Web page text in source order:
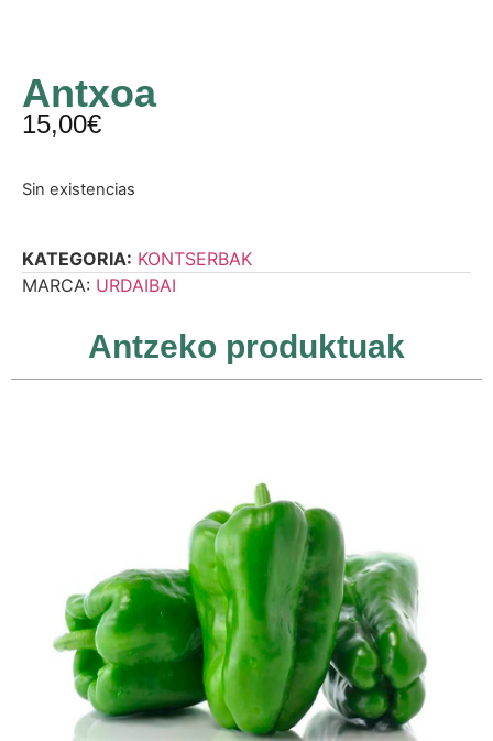
Antxoa
15,00€
Sin existencias
KATEGORIA: KONTSERBAK
MARCA: URDAIBAI
Antzeko produktuak